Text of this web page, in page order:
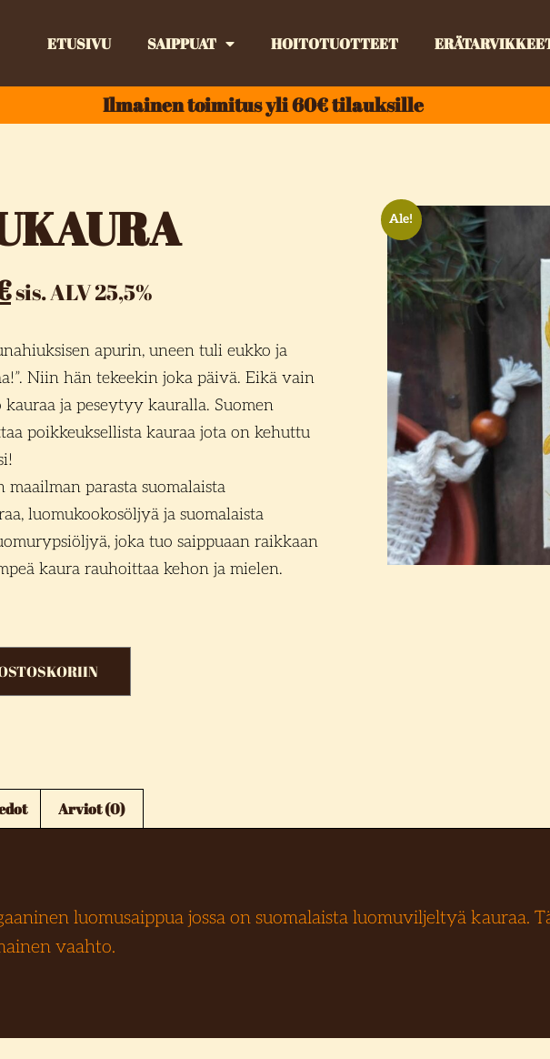
ETUSIVU SAIPPUAT HOITOTUOTTEET
Ilmainen toimitus yli 60€ tilauksille
sis. ALV 25,5%
apurin, uneen tuli eukko ja
Niin hän tekeekin joka päivä. Eikä vain
kauraa ja peseytyy kauralla. Suomen
poikkeuksellista kauraa jota on kehuttu
maailman parasta suomalaista
luomukookosöljyä ja suomalaista
joka tuo saippuaan raikkaan
kaura rauhoittaa kehon ja mielen.
Ale!
Arviot (0)
luomusaippua jossa on suomalaista luomuviljeltyä kauraa.
vaahto.